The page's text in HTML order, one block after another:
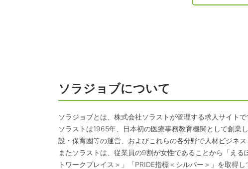
ソラジョブについて
ソラジョブとは、株式会社ソラストが管理する求人サイトで
ソラストは1965年、日本初の医療事務教育機関として創業
設・保育園等の運営、およびこれらの各分野で人材ビジネス
またソラストは、従業員の9割が女性であることから「え
トワークプレイス＞」「PRIDE指標＜シルバー＞」を取得し